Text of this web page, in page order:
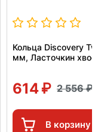
Кольца Discovery
мм, Ласточкин
614 2 556
В корзину